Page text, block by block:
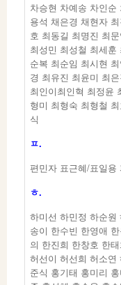
차승현 차예송 차인
용석 채은경 채현자
호 최동길 최명진 최
최성민 최성철 최세
순복 최순임 최시현
경 최유진 최윤미 최
최인이최인혁 최정윤
형미 최형숙 최형철
식
ㅍ.
편민자 표근혜/표일용
ㅎ.
하미선 하민정 하순
송이 한수빈 한영애
의 한진희 한창호 한
허선이 허선희 허소연
준식 홍기태 홍미리